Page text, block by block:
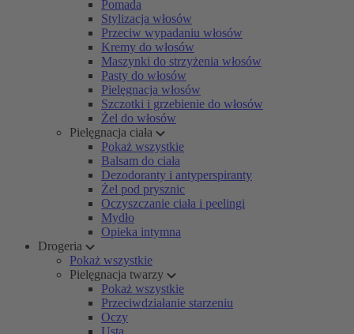
Pomada
Stylizacja włosów
Przeciw wypadaniu włosów
Kremy do włosów
Maszynki do strzyżenia włosów
Pasty do włosów
Pielęgnacja włosów
Szczotki i grzebienie do włosów
Żel do włosów
Pielęgnacja ciała
Pokaż wszystkie
Balsam do ciała
Dezodoranty i antyperspiranty
Żel pod prysznic
Oczyszczanie ciała i peelingi
Mydło
Opieka intymna
Drogeria
Pokaż wszystkie
Pielęgnacja twarzy
Pokaż wszystkie
Przeciwdziałanie starzeniu
Oczy
Usta